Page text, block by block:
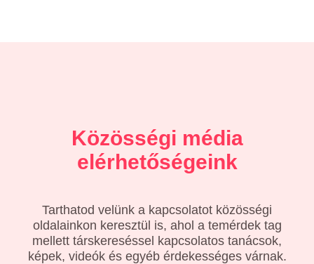
Közösségi média
elérhetőségeink
Tarthatod velünk a kapcsolatot közösségi
oldalainkon keresztül is, ahol a temérdek tag
mellett társkereséssel kapcsolatos tanácsok,
képek, videók és egyéb érdekességes várnak.